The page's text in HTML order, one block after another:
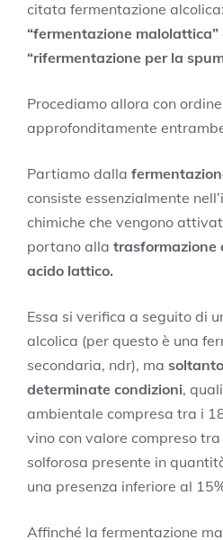
citata fermentazione
“fermentazione malolattica”
“rifermentazione per la
Procediamo allora con
approfonditamente
Partiamo dalla
consiste essenzialmente
chimiche che vengono
portano alla trasformazione
acido lattico.
Essa si verifica a seguito di
alcolica (per questo è una
secondaria, ndr), ma
determinate condizioni,
ambientale compresa tra i
vino con valore compreso
solforosa presente in
una presenza inferiore al
Affinché la fermentazione